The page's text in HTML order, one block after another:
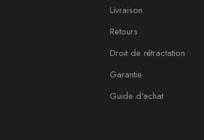
Livraison
Retours
Droit de rétractation
Garantie
Guide d'achat